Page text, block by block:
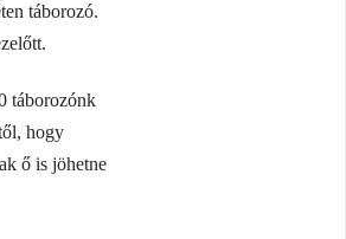
táborozó.
táborozónk
hogy
ő is jöhetne